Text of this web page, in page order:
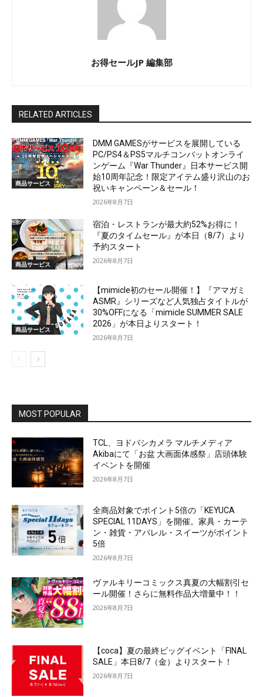
お得セールJP 編集部
RELATED ARTICLES
商品サービス
DMM GAMESがサービスを展開している
PC/PS4＆PS5マルチコンバットオンライ
ンゲーム『War Thunder』日本サービス開
始10周年記念！限定アイテム盛り沢山のお
祝いキャンペーン＆セール！
2026年8月7日
商品サービス
宿泊・レストランが最大約52%お得に！
『夏のタイムセール』が本日（8/7）より
予約スタート
2026年8月7日
商品サービス
【mimicle初のセール開催！】『アマガミ
ASMR』シリーズなど人気独占タイトルが
30%OFFになる「mimicle SUMMER SALE
2026」が本日よりスタート！
2026年8月7日
MOST POPULAR
TCL、ヨドバシカメラ マルチメディア
Akibaにて「お盆 大画面体感祭」店頭体験
イベントを開催
2026年8月7日
全商品対象でポイント5倍の「KEYUCA
SPECIAL 11DAYS」を開催。家具・カーテ
ン・雑貨・アパレル・スイーツがポイント
5倍
2026年8月7日
ヴァルキリーコミックス真夏の大幅割引セ
ール開催！さらに無料作品大増量中！！
2026年8月7日
【coca】夏の最終ビッグイベント「FINAL
SALE」本日8/7（金）よりスタート！
2026年8月7日